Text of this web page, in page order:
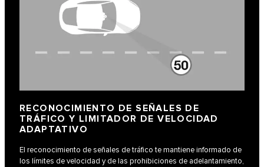
RECONOCIMIENTO DE SEÑALES DE
TRÁFICO Y LIMITADOR DE VELOCIDAD
ADAPTATIVO
El reconocimiento de señales de tráfico te mantiene informado de
los límites de velocidad y de las prohibiciones de adelantamiento,